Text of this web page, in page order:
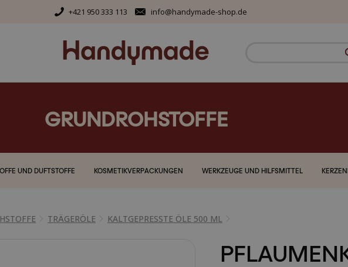
+421 950 333 113 info@handymade-shop.de
GRUNDROHSTOFFE
UND DUFTSTOFFE KOSMETIKVERPACKUNGEN WERKZEUGE UND HILFSMITTEL
TRÄGERÖLE KALTGEPRESSTE ÖLE 500 ML